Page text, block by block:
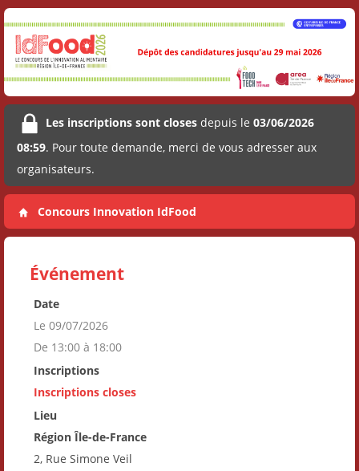
Les inscriptions sont closes depuis le 03/06/2026
08:59. Pour toute demande, merci de vous adresser aux
organisateurs.
Concours Innovation IdFood
Événement
Date
Le 09/07/2026
De 13:00 à 18:00
Inscriptions
Inscriptions closes
Lieu
Région Île-de-France
2, Rue Simone Veil